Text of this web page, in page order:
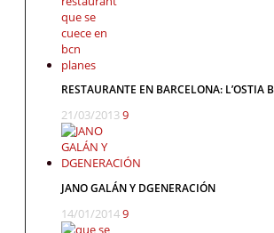
RESTAURANTE EN BARCELONA: L’OSTIA
21/03/20139
JANO GALÁN Y DGENERACIÓN
14/01/20149